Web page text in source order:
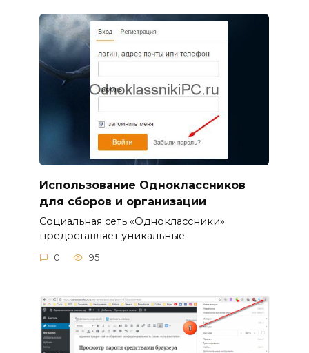
Использование Одноклассников
для сборов и организации
Социальная сеть «Одноклассники»
предоставляет уникальные
0 95